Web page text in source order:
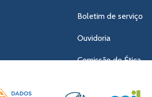
Boletim de serviço
Ouvidoria
Comissão de Ética